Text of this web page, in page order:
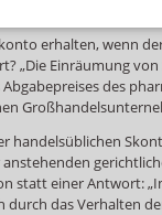
erhalten, wenn
„Die Einräumung
des
handelsüblichen
statt einer Antwort:
durch das Verhalten